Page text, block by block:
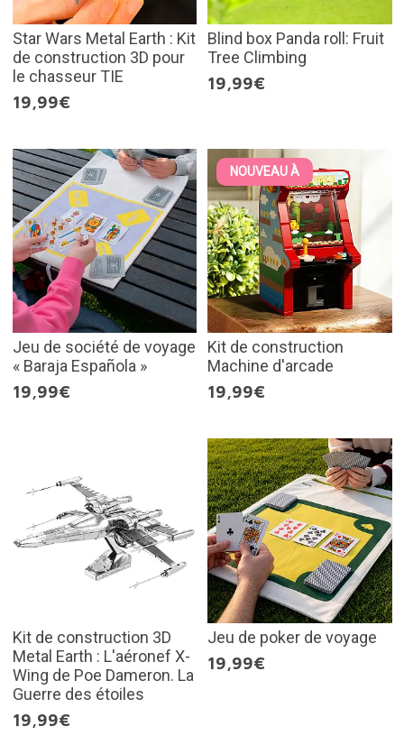
Star Wars Metal Earth : Kit
de construction 3D pour
le chasseur TIE
19,99€
Blind box Panda roll: Fruit
Tree Climbing
19,99€
Jeu de société de voyage
« Baraja Española »
19,99€
NOUVEAU À
Kit de construction
Machine d'arcade
19,99€
Kit de construction 3D
Metal Earth : L'aéronef X-
Wing de Poe Dameron. La
Guerre des étoiles
19,99€
Jeu de poker de voyage
19,99€